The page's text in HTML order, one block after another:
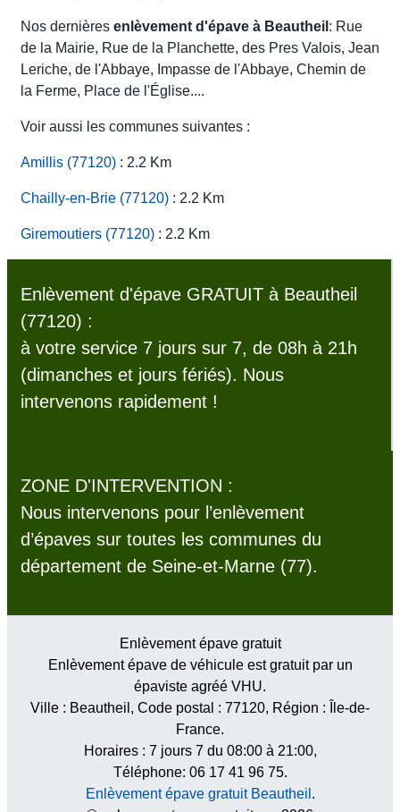
Nos dernières enlèvement d'épave à Beautheil : Rue
de la Mairie, Rue de la Planchette, des Pres Valois, Jean
Leriche, de l'Abbaye, Impasse de l'Abbaye, Chemin de
la Ferme, Place de l'Église....
Voir aussi les communes suivantes :
Amillis (77120) : 2.2 Km
Chailly-en-Brie (77120) : 2.2 Km
Giremoutiers (77120) : 2.2 Km
Enlèvement d'épave GRATUIT à Beautheil
(77120) :
à votre service 7 jours sur 7, de 08h à 21h
(dimanches et jours fériés). Nous
intervenons rapidement !
ZONE D'INTERVENTION :
Nous intervenons pour l’enlèvement
d’épaves sur toutes les communes du
département de Seine-et-Marne (77).
Enlèvement épave gratuit
Enlèvement épave de véhicule est gratuit par un
épaviste agréé VHU.
Ville : Beautheil , Code postal : 77120, Région :
Île-de-
France.
Horaires : 7 jours 7 du 08:00 à 21:00,
Téléphone: 06 17 41 96 75.
Enlèvement épave gratuit Beautheil .